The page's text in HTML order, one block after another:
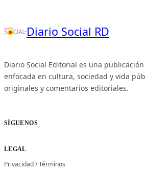
Diario Social RD
Diario Social Editorial es una
enfocada en cultura, sociedad y vida
originales y comentarios editoriales.
SÍGUENOS
LEGAL
Privacidad/Términos